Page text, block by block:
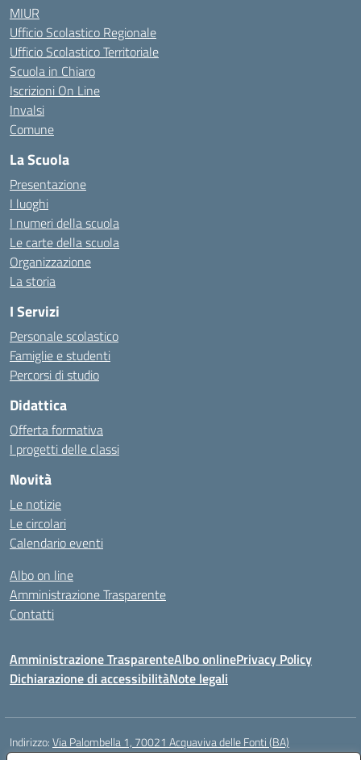
MIUR
Ufficio Scolastico Regionale
Ufficio Scolastico Territoriale
Scuola in Chiaro
Iscrizioni On Line
Invalsi
Comune
La Scuola
Presentazione
I luoghi
I numeri della scuola
Le carte della scuola
Organizzazione
La storia
I Servizi
Personale scolastico
Famiglie e studenti
Percorsi di studio
Didattica
Offerta formativa
I progetti delle classi
Novità
Le notizie
Le circolari
Calendario eventi
Albo on line
Amministrazione Trasparente
Contatti
Amministrazione TrasparenteAlbo onlinePrivacy Policy
Dichiarazione di accessibilitàNote legali
Indirizzo:Via Palombella 1, 70021 Acquaviva delle Fonti (BA)